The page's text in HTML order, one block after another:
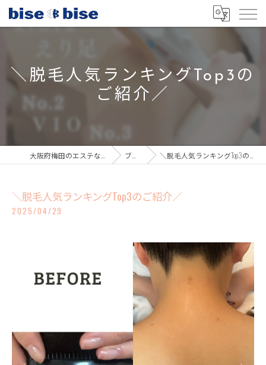
＼脱毛人気ランキングTop3の
ご紹介／
大阪府梅田のエステならbisebise ブログ ＼脱毛人気ランキングTop3のご紹介／
＼脱毛人気ランキングTop3のご紹介／
2025/04/29